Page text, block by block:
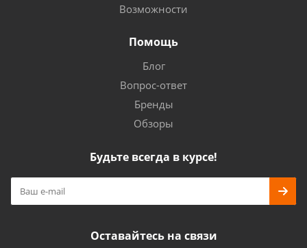
Возможности
Помощь
Блог
Вопрос-ответ
Бренды
Обзоры
Будьте всегда в курсе!
Оставайтесь на связи